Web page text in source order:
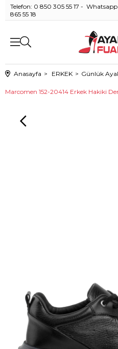
Telefon: 0 850 305 55 17 - Whatsapp
865 55 18
Anasayfa ERKEK Günlük
Marcomen 152-20414 Erkek Hakiki